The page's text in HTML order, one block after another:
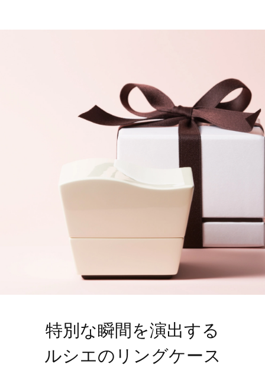
特別な瞬間を演出する
ルシエのリングケース